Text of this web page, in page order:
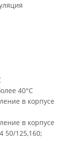
40°C
в корпусе
в корпусе
50/125,160;